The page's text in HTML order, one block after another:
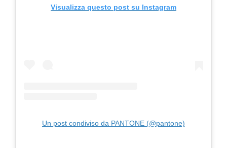
Visualizza questo post su Instagram
Un post condiviso da PANTONE (@pantone)